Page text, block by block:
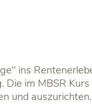
ins
Die im MBSR
und auszurichten.